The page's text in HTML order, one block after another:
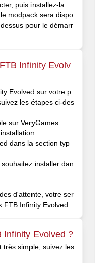
puis installez-la.
modpack sera dispo
pour le démarr
Infinity Evolv
Evolved sur votre p
les étapes ci-des
sur VeryGames.
dans la section typ
installer dan
d'attente, votre ser
Infinity Evolved.
Infinity Evolved ?
très simple, suivez les